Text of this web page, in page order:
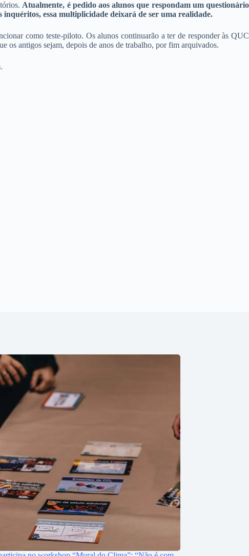
Atualmente, é pedido aos alunos que respondam um questionário
inquéritos, essa multiplicidade deixará de ser uma realidade.
como teste-piloto. Os alunos continuarão a ter de responder às QUC
os antigos sejam, depois de anos de trabalho, por fim arquivados.